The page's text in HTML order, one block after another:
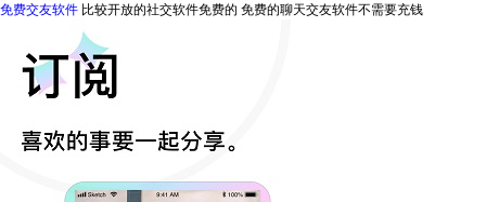
免费交友软件 比较开放的社交软件免费的 免费的聊天交友软件不需要充钱